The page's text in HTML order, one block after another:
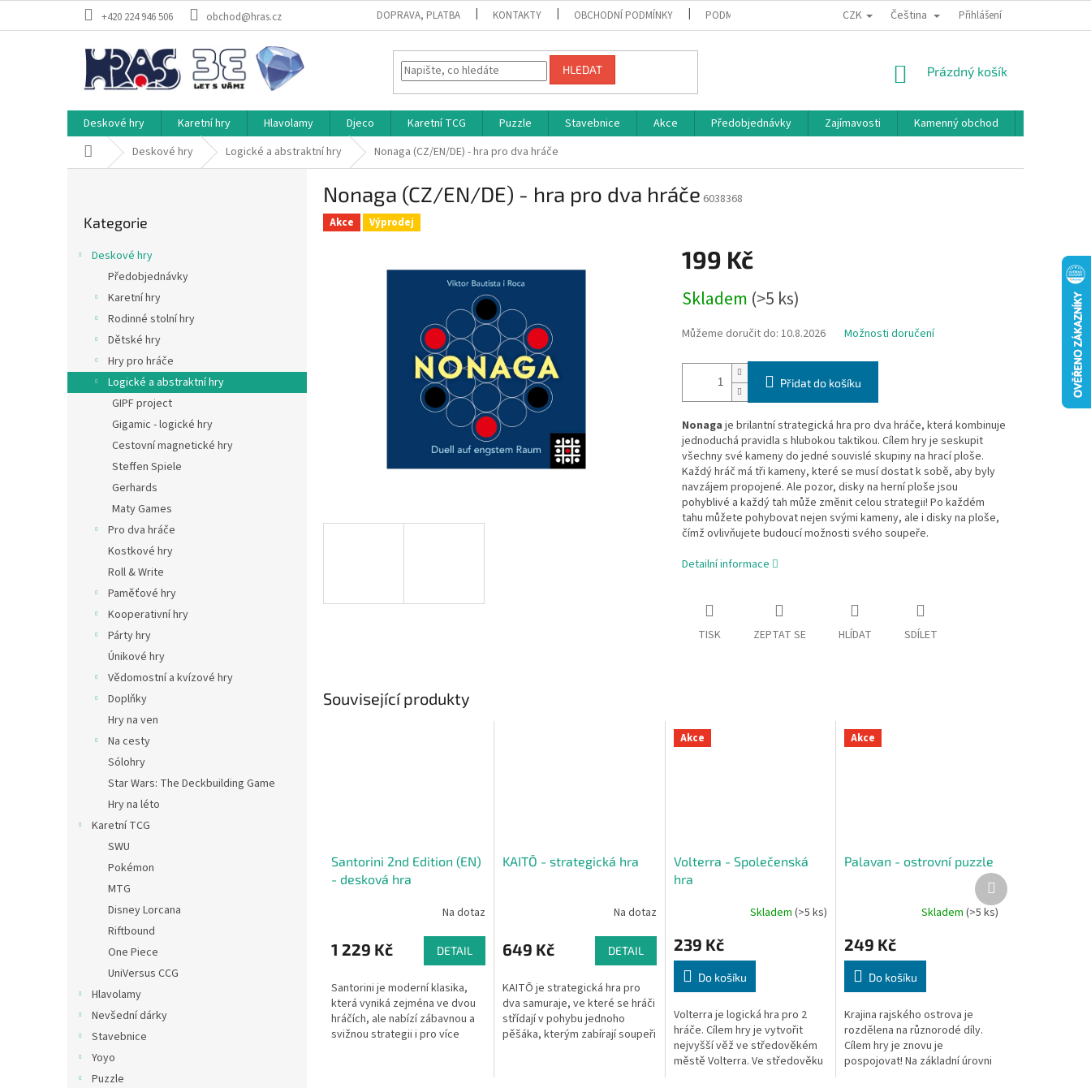
+420 224 946 506 obchod@hras.cz DOPRAVA, PLATBA KONTAKTY OBCHODNÍ PODMÍNKY PODMÍNKY OCHRANY OSOBNÍCH ÚDAJŮ BONUSOVÝ PROGRAM
CZK Čeština Přihlášení
HLEDAT
NÁKUPNÍ
Prázdný košík
Deskové hry Karetní hry Hlavolamy Djeco Karetní TCG Puzzle Stavebnice Akce Předobjednávky Zajímavosti Kamenný obchod
Domů Deskové hry Logické a abstraktní hry Nonaga (CZ/EN/DE) - hra pro dva hráče
n
e
kategorie
Kategorie
Deskové hry
Předobjednávky
Karetní hry
Rodinné stolní hry
Dětské hry
Hry pro hráče
Logické a abstraktní hry
GIPF project
Gigamic - logické hry
Cestovní magnetické hry
Steffen Spiele
Gerhards
Maty Games
Pro dva hráče
Kostkové hry
Roll & Write
Paměťové hry
Kooperativní hry
Párty hry
Únikové hry
Vědomostní a kvízové hry
Doplňky
Hry na ven
Na cesty
Sólohry
Star Wars: The Deckbuilding Game
Hry na léto
Karetní TCG
SWU
Pokémon
MTG
Disney Lorcana
Riftbound
One Piece
UniVersus CCG
Hlavolamy
Nevšední dárky
Stavebnice
Yoyo
Puzzle
Nonaga (CZ/EN/DE) - hra pro dva hráče 6038368
Akce Výprodej
199 Kč
cena:
Skladem (>5 ks)
Můžeme doručit do: 10.8.2026 Možnosti doručení
Přidat do košíku
Nonaga je brilantní strategická hra pro dva hráče, která kombinuje
jednoduchá pravidla s hlubokou taktikou. Cílem hry je seskupit
všechny své kameny do jedné souvislé skupiny na hrací ploše.
Každý hráč má tři kameny, které se musí dostat k sobě, aby byly
navzájem propojené. Ale pozor, disky na herní ploše jsou
pohyblivé a každý tah může změnit celou strategii! Po každém
tahu můžete pohybovat nejen svými kameny, ale i disky na ploše,
čímž ovlivňujete budoucí možnosti svého soupeře.
Detailní informace
TISK ZEPTAT SE HLÍDAT SDÍLET
Související produkty
Santorini 2nd Edition (EN)
- desková hra
Na dotaz
1 229 Kč DETAIL
Santorini je moderní klasika,
která vyniká zejména ve dvou
hráčích, ale nabízí zábavnou a
svižnou strategii i pro více
KAITŌ - strategická hra
Na dotaz
649 Kč DETAIL
KAITŌ je strategická hra pro
dva samuraje, ve které se hráči
střídají v pohybu jednoho
pěšáka, kterým zabírají soupeři
Akce
Volterra - Společenská
hra
Skladem(>5 ks)
239 Kč
Do košíku
Volterra je logická hra pro 2
hráče. Cílem hry je vytvořit
nejvyšší věž ve středověkém
městě Volterra. Ve středověku
Akce
Palavan - ostrovní puzzle
Skladem (>5 ks)
249 Kč
Do košíku
Krajina rajského ostrova je
rozdělena na různorodé díly.
Cílem hry je znovu je
pospojovat! Na základní úrovni
Další
produkt